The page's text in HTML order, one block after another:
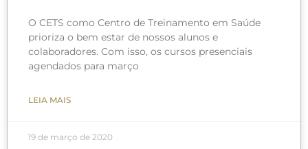
O CETS como Centro de Treinamento em Saúde
prioriza o bem estar de nossos alunos e
colaboradores. Com isso, os cursos presenciais
agendados para março
LEIA MAIS
19 de março de 2020